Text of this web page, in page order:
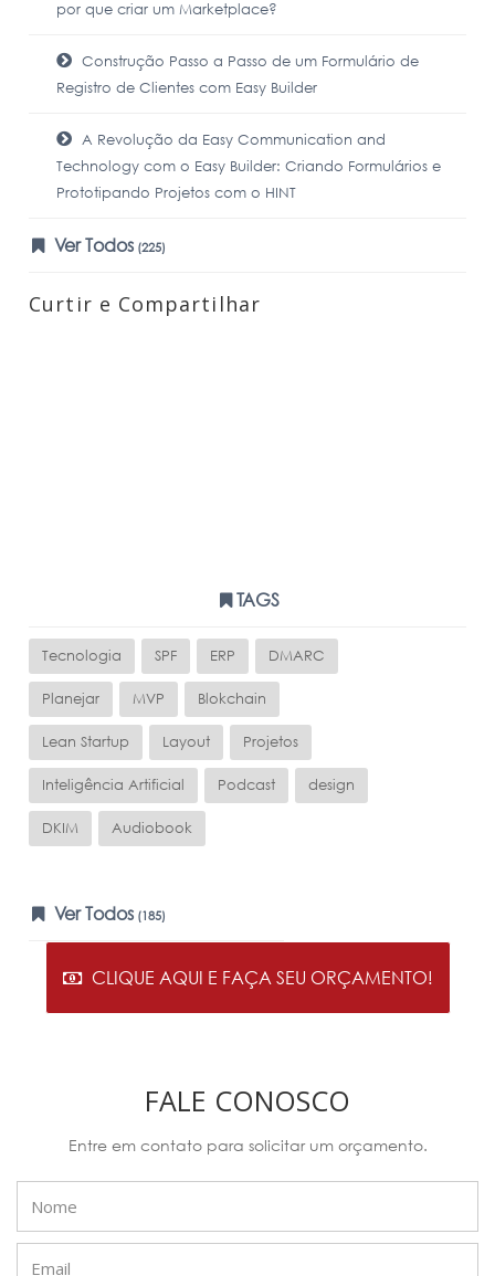
por que criar um Marketplace?
Construção Passo a Passo de um Formulário de
Registro de Clientes com Easy Builder
A Revolução da Easy Communication and
Technology com o Easy Builder: Criando Formulários e
Prototipando Projetos com o HINT
Ver Todos (225)
Curtir e Compartilhar
TAGS
Tecnologia SPF ERP DMARC
Planejar MVP Blokchain
Lean Startup Layout Projetos
Inteligência Artificial Podcast design
DKIM Audiobook
Ver Todos (185)
CLIQUE AQUI E FAÇA SEU ORÇAMENTO!
FALE CONOSCO
Entre em contato para solicitar um orçamento.